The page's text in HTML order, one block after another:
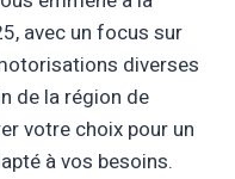
avec un focus sur
diverses
de la région de
votre choix pour un
à vos besoins.